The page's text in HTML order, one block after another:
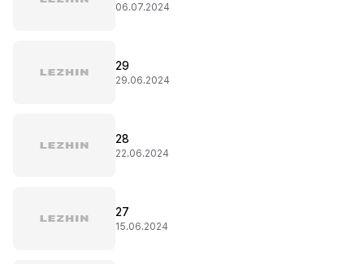
06.07.2024
29
29.06.2024
28
22.06.2024
27
15.06.2024